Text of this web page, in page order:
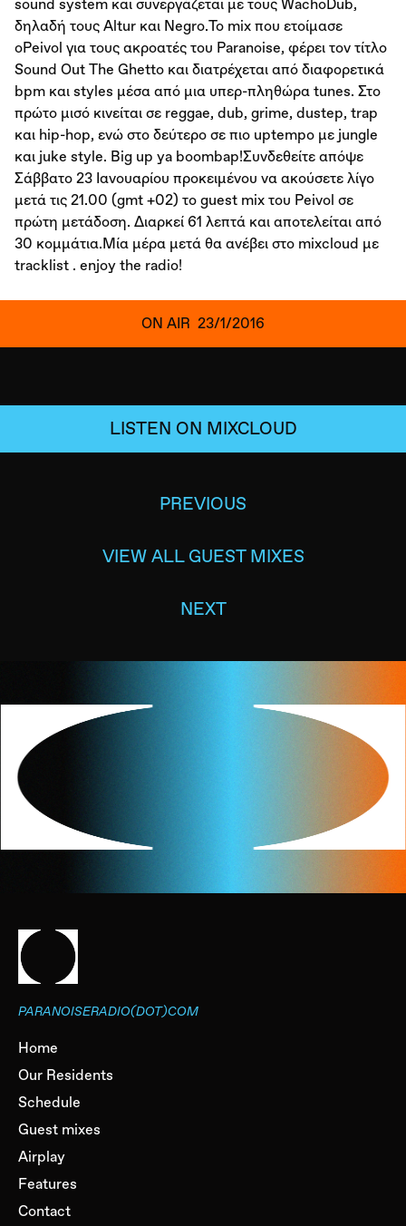
sound system και συνεργάζεται με τους WachoDub,
δηλαδή τους Altur και Negro.Το mix που ετοίμασε
οPeivol για τους ακροατές του Paranoise, φέρει τον τίτλο
Sound Out The Ghetto και διατρέχεται από διαφορετικά
bpm και styles μέσα από μια υπερ-πληθώρα tunes. Στο
πρώτο μισό κινείται σε reggae, dub, grime, dustep, trap
και hip-hop, ενώ στο δεύτερο σε πιο uptempo με jungle
και juke style. Big up ya boombap!Συνδεθείτε απόψε
Σάββατο 23 Ιανουαρίου προκειμένου να ακούσετε λίγο
μετά τις 21.00 (gmt +02) το guest mix του Peivol σε
πρώτη μετάδοση. Διαρκεί 61 λεπτά και αποτελείται από
30 κομμάτια.Μία μέρα μετά θα ανέβει στο mixcloud με
tracklist . enjoy the radio!
ON AIR 23/1/2016
LISTEN ON MIXCLOUD
PREVIOUS
VIEW ALL GUEST MIXES
NEXT
PARANOISERADIO(DOT)COM
Home
Our Residents
Schedule
Guest mixes
Airplay
Features
Contact